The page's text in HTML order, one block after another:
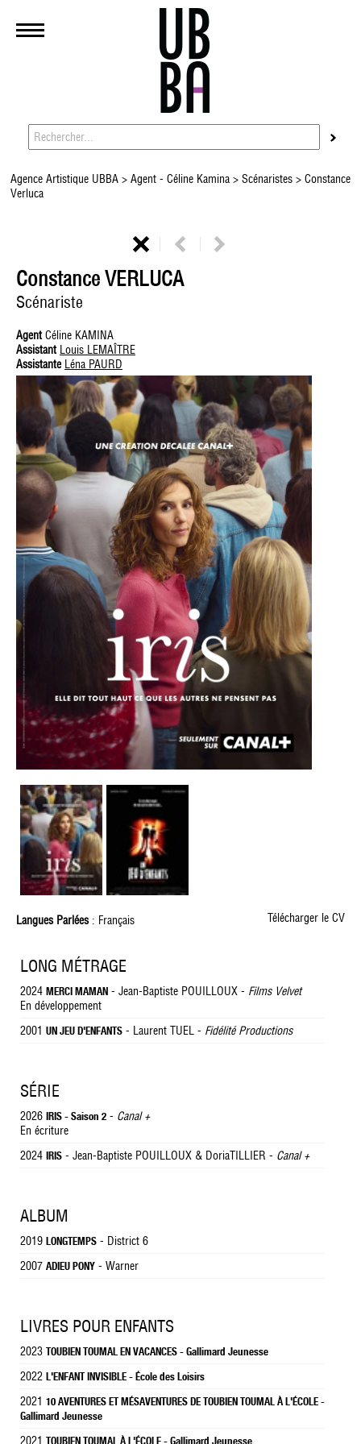
Agence Artistique UBBA>Agent - Céline Kamina > Scénaristes> Constance
Verluca
Constance VERLUCA
Scénariste
AgentCéline KAMINA
Assistant Louis LEMAÎTRE
Assistante Léna PAURD
Langues Parlées: Français Télécharger le CV
LONG MÉTRAGE
2024 MERCI MAMAN - Jean-Baptiste POUILLOUX - Films Velvet
En développement
2001 UN JEU D'ENFANTS - Laurent TUEL - Fidélité Productions
SÉRIE
2026 IRIS - Saison 2 - Canal +
En écriture
2024 IRIS - Jean-Baptiste POUILLOUX & DoriaTILLIER - Canal +
ALBUM
2019 LONGTEMPS - District 6
2007 ADIEU PONY - Warner
LIVRES POUR ENFANTS
2023 TOUBIEN TOUMAL EN VACANCES - Gallimard Jeunesse
2022 L'ENFANT INVISIBLE - École des Loisirs
2021 10 AVENTURES ET MÉSAVENTURES DE TOUBIEN TOUMAL À L'ÉCOLE -
Gallimard Jeunesse
2021 TOUBIEN TOUMAL À L'ÉCOLE - Gallimard Jeunesse